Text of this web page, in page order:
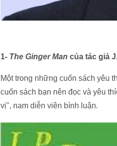
1- The Ginger Man của tác giả
Một trong những cuốn sách yêu
cuốn sách bạn nên đọc và yêu
vị", nam diễn viên bình luận.